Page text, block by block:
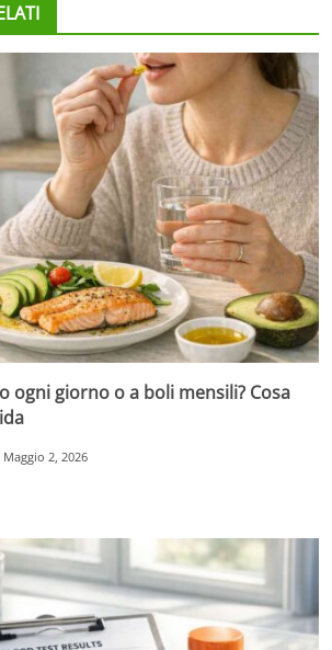
ogni giorno o a boli mensili? Cosa
Maggio 2, 2026